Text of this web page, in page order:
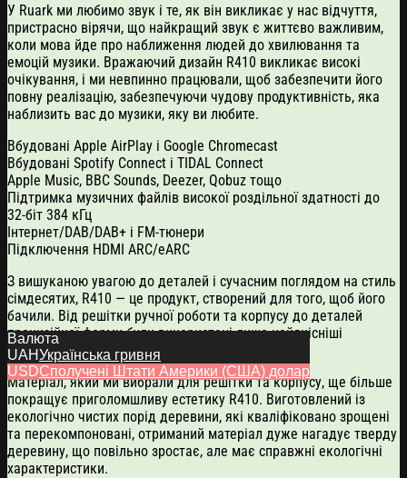
У Ruark ми любимо звук і те, як він викликає у нас відчуття,
пристрасно вірячи, що найкращий звук є життєво важливим,
коли мова йде про наближення людей до хвилювання та
емоцій музики. Вражаючий дизайн R410 викликає високі
очікування, і ми невпинно працювали, щоб забезпечити його
повну реалізацію, забезпечуючи чудову продуктивність, яка
наблизить вас до музики, яку ви любите.
Вбудовані Apple AirPlay і Google Chromecast
Вбудовані Spotify Connect і TIDAL Connect
Apple Music, BBC Sounds, Deezer, Qobuz тощо
Підтримка музичних файлів високої роздільної здатності до
32-біт 384 кГц
Інтернет/DAB/DAB+ і FM-тюнери
Підключення HDMI ARC/eARC
З вишуканою увагою до деталей і сучасним поглядом на стиль
сімдесятих, R410 — це продукт, створений для того, щоб його
бачили. Від решітки ручної роботи та корпусу до деталей
прецизійної форми були використані лише найякісніші
матеріали.
Матеріал, який ми вибрали для решітки та корпусу, ще більше
покращує приголомшливу естетику R410. Виготовлений із
екологічно чистих порід деревини, які кваліфіковано зрощені
та перекомпоновані, отриманий матеріал дуже нагадує тверду
деревину, що повільно зростає, але має справжні екологічні
характеристики.
Валюта
UAHУкраїнська гривня
USDСполучені Штати Америки (США) долар